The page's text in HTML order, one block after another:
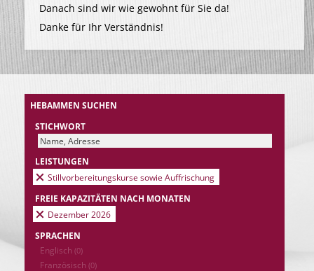
Danach sind wir wie gewohnt für Sie da!
Danke für Ihr Verständnis!
HEBAMMEN SUCHEN
STICHWORT
LEISTUNGEN
Stillvorbereitungskurse sowie Auffrischung
FREIE KAPAZITÄTEN NACH MONATEN
Dezember 2026
SPRACHEN
Englisch (0)
Französisch (0)